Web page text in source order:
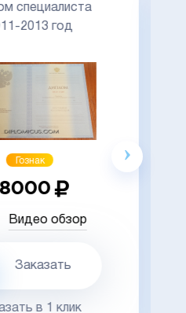
специалиста
2013 год
Гознак
Видео обзор
Заказать
в 1 клик